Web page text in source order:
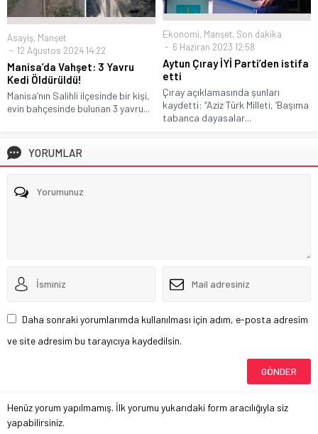
Asayiş, Manşet
12 Ağustos 2024 14:22
Manisa’da Vahşet: 3 Yavru
Kedi Öldürüldü!
Manisa’nın Salihli ilçesinde bir kişi,
evin bahçesinde bulunan 3 yavru...
Ekonomi, Manşet, Son dakika
6 Haziran 2023 12:58
Aytun Çıray İYİ Parti’den istifa
etti
Çıray açıklamasında şunları
kaydetti: “Aziz Türk Milleti, ‘Başıma
tabanca dayasalar...
YORUMLAR
Daha sonraki yorumlarımda kullanılması için adım, e-posta adresim
ve site adresim bu tarayıcıya kaydedilsin.
Henüz yorum yapılmamış. İlk yorumu yukarıdaki form aracılığıyla siz
yapabilirsiniz.